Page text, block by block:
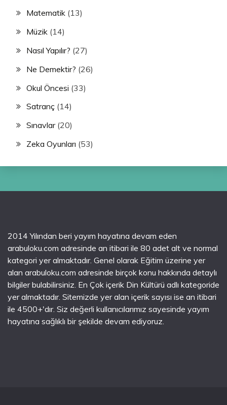
Matematik (13)
Müzik (14)
Nasıl Yapılır? (27)
Ne Demektir? (26)
Okul Öncesi (33)
Satranç (14)
Sınavlar(20)
Zeka Oyunları (53)
2014 Yılından beri yayım hayatına devam eden
arabuloku.com adresinde an itibari ile 80 adet alt ve normal
kategori yer almaktadır. Genel olarak Eğitim üzerine yer
alan arabuloku.com adresinde birçok konu hakkında detaylı
bilgiler bulabilirsiniz. En Çok içerik Din Kültürü adlı kategoride
yer almaktadır. Sitemizde yer alan içerik sayısı ise an itibari
ile 4500+'dır. Siz değerli kullanıcılarımız sayesinde yayım
hayatına sağlıklı bir şekilde devam ediyoruz.